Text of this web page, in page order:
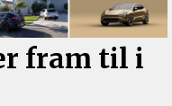
fram til i